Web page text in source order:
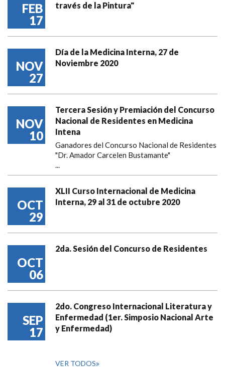
FEB
17
través de la Pintura"
NOV
27
Día de la Medicina Interna, 27 de
Noviembre 2020
NOV
10
Tercera Sesión y Premiación del Concurso
Nacional de Residentes en Medicina
Intena
Ganadores del Concurso Nacional de Residentes
"Dr. Amador Carcelen Bustamante"
...
OCT
29
XLII Curso Internacional de Medicina
Interna, 29 al 31 de octubre 2020
OCT
06
2da. Sesión del Concurso de Residentes
SEP
17
2do. Congreso Internacional Literatura y
Enfermedad (1er. Simposio Nacional Arte
y Enfermedad)
VER TODOS